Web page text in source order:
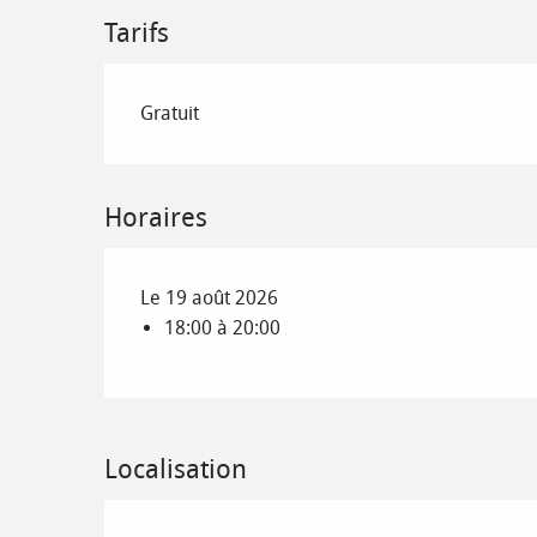
Tarifs
Gratuit
Horaires
Le 19 août 2026
18:00 à 20:00
Localisation